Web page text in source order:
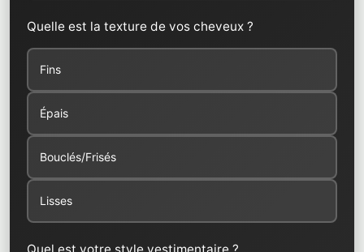
Quelle est la texture de vos cheveux ?
Fins
Épais
Bouclés/Frisés
Lisses